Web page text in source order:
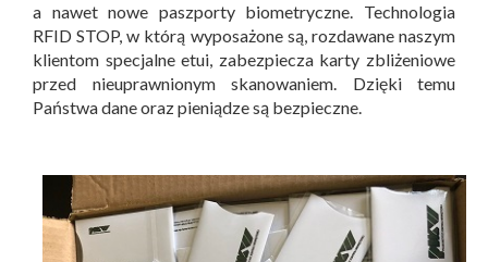
a nawet nowe paszporty biometryczne. Technologia
RFID STOP, w którą wyposażone są, rozdawane naszym
klientom specjalne etui, zabezpiecza karty zbliżeniowe
przed nieuprawnionym skanowaniem. Dzięki temu
Państwa dane oraz pieniądze są bezpieczne.